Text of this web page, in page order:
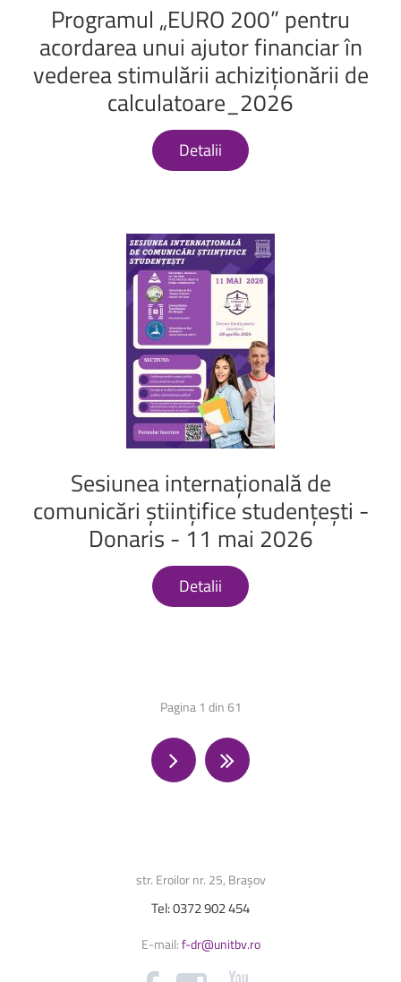
Programul „EURO 200” pentru
acordareaunui ajutorfinanciarîn
vedereastimulării achiziționării de
calculatoare_2026
Detalii
Sesiuneainternaționalăde
comunicări științifice studențești -
Donaris - 11 mai 2026
Detalii
Pagina 1 din 61
str. Eroilor nr. 25, Brașov
Tel:0372902454
E-mail:f-dr@unitbv.ro